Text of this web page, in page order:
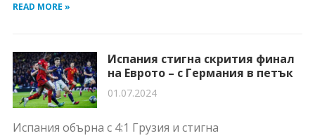
READ MORE »
Испания стигна скрития финал
на Еврото – с Германия в петък
01.07.2024
Испания обърна с 4:1 Грузия и стигна